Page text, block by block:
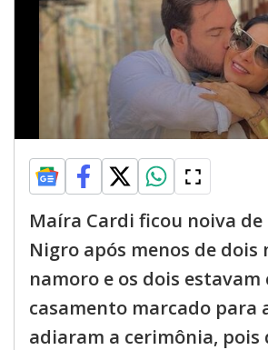
Maíra Cardi ficou noiva
Nigro após menos de dois
namoro e os dois estavam
casamento marcado para
adiaram a cerimônia, pois